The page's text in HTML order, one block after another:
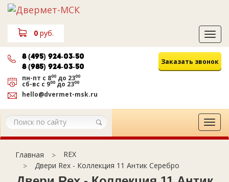
0 руб.
8 (495) 924-03-50
8 (985) 924-03-50
Заказать звонок
пн-пт с 800 до 2300
сб-вс с 900 до 2300
hello@dvermet-msk.ru
Главная
REX
Двери Rex - Коллекция 11 Антик Серебро